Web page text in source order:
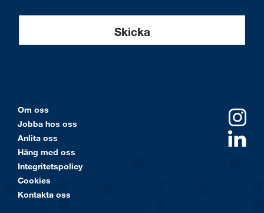
Om oss
Jobba hos oss
Anlita oss
Häng med oss
Integritetspolicy
Cookies
Kontakta oss